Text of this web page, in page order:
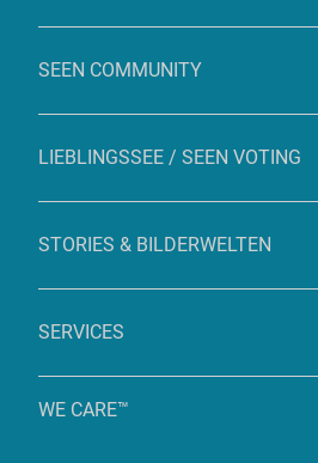
SEEN COMMUNITY
LIEBLINGSSEE / SEEN VOTING
STORIES & BILDERWELTEN
SERVICES
WE CARE™